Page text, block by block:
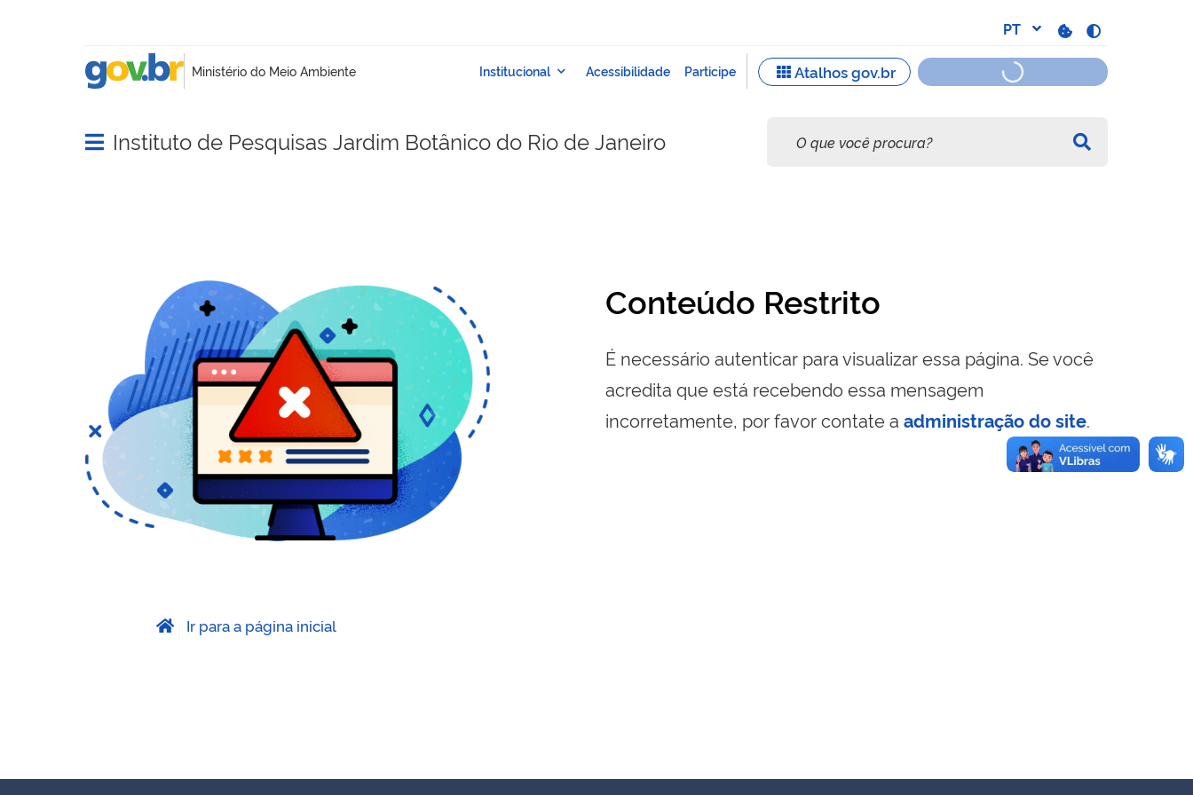
Abrir menu principal de navegação
Instituto de Pesquisas Jardim Botânico do Rio de Janeiro
Conteúdo Restrito
É necessário autenticar para visualizar essa página. Se você
acredita que está recebendo essa mensagem
incorretamente, por favor contate a administração do site.
Ir para a página inicial